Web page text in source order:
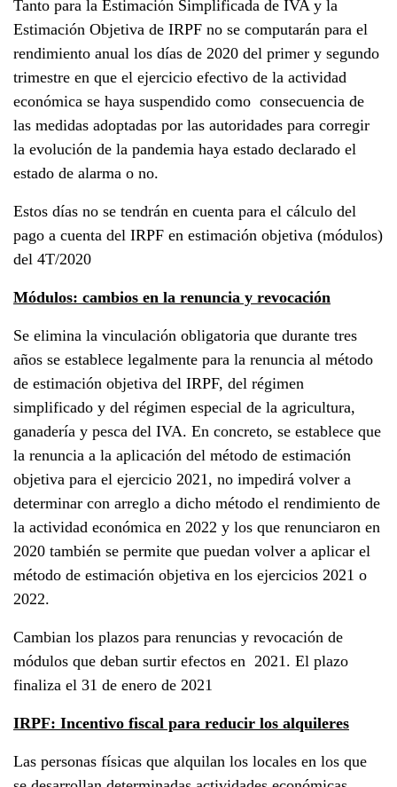
Tanto para la Estimación Simplificada de IVA y la
Estimación Objetiva de IRPF no se computarán para el
rendimiento anual los días de 2020 del primer y segundo
trimestre en que el ejercicio efectivo de la actividad
económica se haya suspendido como consecuencia de
las medidas adoptadas por las autoridades para corregir
la evolución de la pandemia haya estado declarado el
estado de alarma o no.
Estos días no se tendrán en cuenta para el cálculo del
pago a cuenta del IRPF en estimación objetiva (módulos)
del 4T/2020
Módulos: cambios en la renuncia y revocación
Se elimina la vinculación obligatoria que durante tres
años se establece legalmente para la renuncia al método
de estimación objetiva del IRPF, del régimen
simplificado y del régimen especial de la agricultura,
ganadería y pesca del IVA. En concreto, se establece que
la renuncia a la aplicación del método de estimación
objetiva para el ejercicio 2021, no impedirá volver a
determinar con arreglo a dicho método el rendimiento de
la actividad económica en 2022 y los que renunciaron en
2020 también se permite que puedan volver a aplicar el
método de estimación objetiva en los ejercicios 2021 o
2022.
Cambian los plazos para renuncias y revocación de
módulos que deban surtir efectos en 2021. El plazo
finaliza el 31 de enero de 2021
IRPF: Incentivo fiscal para reducir los alquileres
Las personas físicas que alquilan los locales en los que